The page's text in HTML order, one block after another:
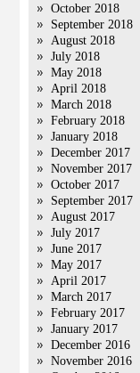
October 2018
September 2018
August 2018
July 2018
May 2018
April 2018
March 2018
February 2018
January 2018
December 2017
November 2017
October 2017
September 2017
August 2017
July 2017
June 2017
May 2017
April 2017
March 2017
February 2017
January 2017
December 2016
November 2016